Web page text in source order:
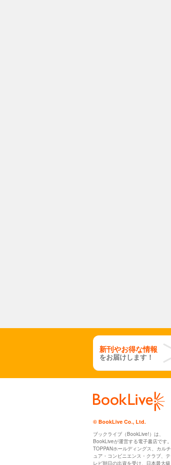
新刊やお得な情報
をお届けします！
© BookLive Co., Ltd.
ブックライブ（BookLive!）は、
BookLiveが運営する電子書店です。
TOPPANホールディングス、カルチ
ュア・コンビニエンス・クラブ、テ
レビ朝日の出資を受け、日本最大級